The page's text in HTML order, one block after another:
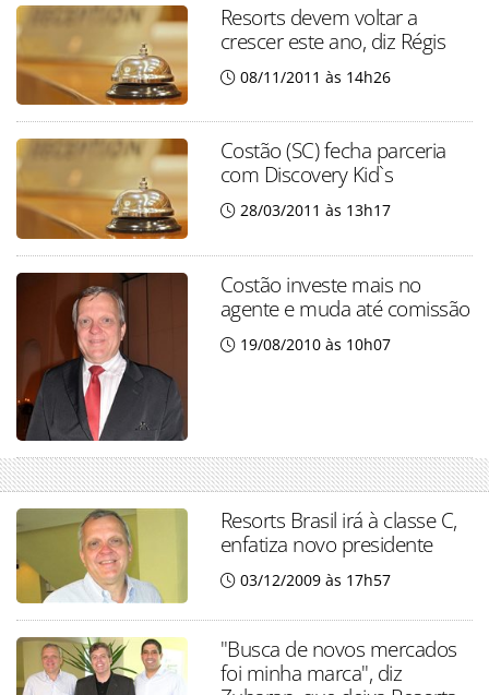
Resorts devem voltar a
crescer este ano, diz Régis
08/11/2011 às 14h26
Costão (SC) fecha parceria
com Discovery Kid`s
28/03/2011 às 13h17
Costão investe mais no
agente e muda até comissão
19/08/2010 às 10h07
Resorts Brasil irá à classe C,
enfatiza novo presidente
03/12/2009 às 17h57
"Busca de novos mercados
foi minha marca", diz